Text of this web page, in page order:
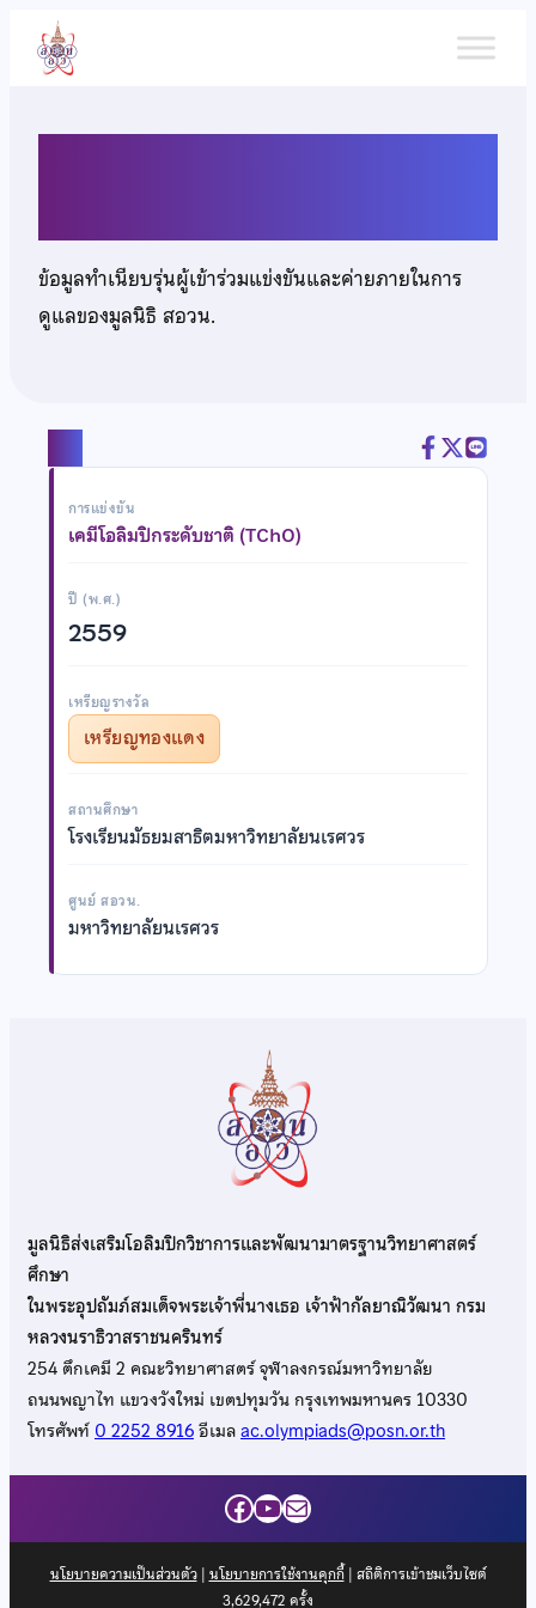
เนื้อหา
ข้อมูลทำเนียบรุ่นผู้เข้าร่วมแข่งขันและค่ายภายในการ
ดูแลของมูลนิธิ สอวน.
การแข่งขัน
เคมีโอลิมปิกระดับชาติ (TChO)
ปี (พ.ศ.)
2559
เหรียญรางวัล
เหรียญทองแดง
สถานศึกษา
โรงเรียนมัธยมสาธิตมหาวิทยาลัยนเรศวร
ศูนย์ สอวน.
มหาวิทยาลัยนเรศวร
มูลนิธิส่งเสริมโอลิมปิกวิชาการและพัฒนามาตรฐานวิทยาศาสตร์
ศึกษา
ในพระอุปถัมภ์สมเด็จพระเจ้าพี่นางเธอ เจ้าฟ้ากัลยาณิวัฒนา กรม
หลวงนราธิวาสราชนครินทร์
254 ตึกเคมี 2 คณะวิทยาศาสตร์ จุฬาลงกรณ์มหาวิทยาลัย
ถนนพญาไท แขวงวังใหม่ เขตปทุมวัน กรุงเทพมหานคร 10330
โทรศัพท์0 2252 8916อีเมลac.olympiads@posn.or.th
Facebook
YouTube
Mail
นโยบายความเป็นส่วนตัว| นโยบายการใช้งานคุกกี้| สถิติการเข้าชมเว็บไซต์
3,629,472 ครั้ง